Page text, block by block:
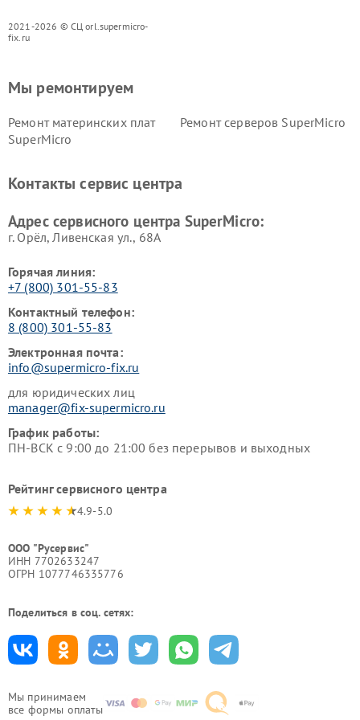
2021-2026 © СЦ orl.supermicro-
fix.ru
Мы принимаем
все формы оплаты
Мы ремонтируем
Ремонт материнских плат
SuperMicro
Ремонт серверов SuperMicro
Контакты сервис центра
Адрес сервисного центра SuperMicro:
г. Орёл, Ливенская ул., 68А
Горячая линия:
+7 (800) 301-55-83
Контактный телефон:
8 (800) 301-55-83
Электронная почта:
info@supermicro-fix.ru
для юридических лиц
manager@fix-supermicro.ru
График работы:
ПН-ВСК с 9:00 до 21:00 без перерывов и выходных
Рейтинг сервисного центра
4.9-5.0
ООО "Русервис"
ИНН 7702633247
ОГРН 1077746335776
Поделиться в соц. сетях: